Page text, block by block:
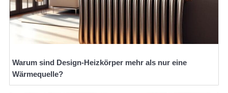
Warum sind Design-Heizkörper mehr als nur eine
Wärmequelle?